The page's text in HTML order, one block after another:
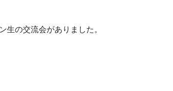
生の交流会がありました。